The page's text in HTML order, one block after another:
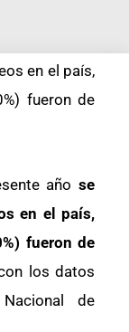
en el país,
fueron de
año se
en el país,
fueron de
los datos
de